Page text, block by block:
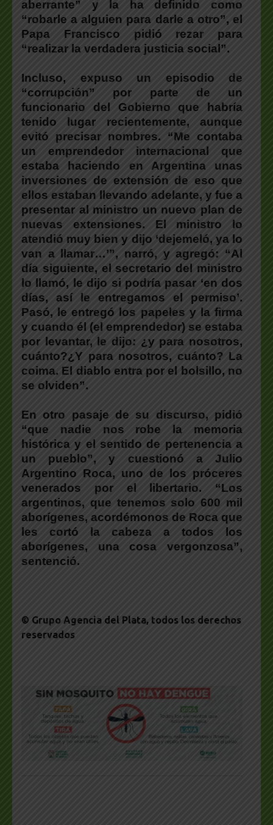
aberrante” y la ha definido como
“robarle a alguien para darle a otro”, el
Papa Francisco pidió rezar para
“realizar la verdadera justicia social”.
Incluso, expuso un episodio de
“corrupción” por parte de un
funcionario del Gobierno que habría
tenido lugar recientemente, aunque
evitó precisar nombres. “Me contaba
un emprendedor internacional que
estaba haciendo en Argentina unas
inversiones de extensión de eso que
ellos estaban llevando adelante, y fue a
presentar al ministro un nuevo plan de
nuevas extensiones. El ministro lo
atendió muy bien y dijo ‘dejemeló, ya lo
van a llamar…’”, narró, y agregó: “Al
día siguiente, el secretario del ministro
lo llamó, le dijo si podría pasar ‘en dos
días, así le entregamos el permiso’.
Pasó, le entregó los papeles y la firma
y cuando él (el emprendedor) se estaba
por levantar, le dijo: ¿y para nosotros,
cuánto?¿Y para nosotros, cuánto? La
coima. El diablo entra por el bolsillo, no
se olviden”.
En otro pasaje de su discurso, pidió
“que nadie nos robe la memoria
histórica y el sentido de pertenencia a
un pueblo”, y cuestionó a Julio
Argentino Roca, uno de los próceres
venerados por el libertario. “Los
argentinos, que tenemos solo 600 mil
aborígenes, acordémonos de Roca que
les cortó la cabeza a todos los
aborígenes, una cosa vergonzosa”,
sentenció.
© Grupo Agencia del Plata, todos los derechos
reservados